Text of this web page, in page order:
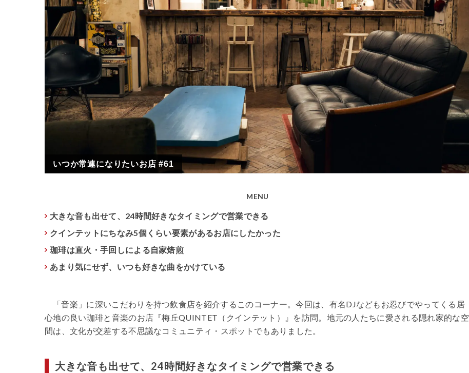
いつか常連になりたいお店 #61
MENU
大きな音も出せて、24時間好きなタイミングで営業できる
クインテットにちなみ5個くらい要素があるお店にしたかった
珈琲は直火・手回しによる自家焙煎
あまり気にせず、いつも好きな曲をかけている
「音楽」に深いこだわりを持つ飲食店を紹介するこのコーナー。今回は、有名DJなどもお忍びでやってくる居
心地の良い珈琲と音楽のお店『梅丘QUINTET（クインテット）』を訪問。地元の人たちに愛される隠れ家的な空
間は、文化が交差する不思議なコミュニティ・スポットでもありました。
大きな音も出せて、24時間好きなタイミングで営業できる